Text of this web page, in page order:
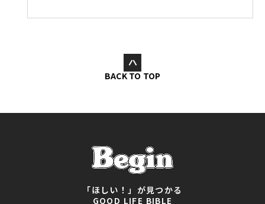
BACK TO TOP
「ほしい！」が見つかる
GOOD LIFE BIBLE